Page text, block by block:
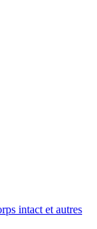
intact et autres